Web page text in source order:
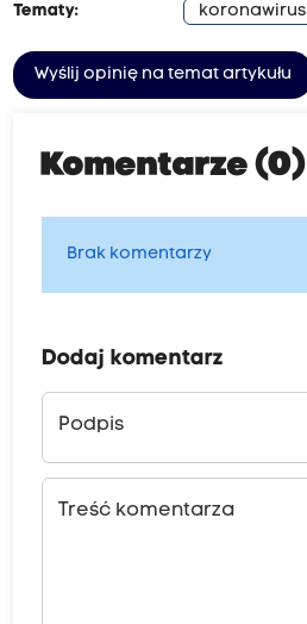
Tematy: koronawirus
Wyślij opinię na temat artykułu
Komentarze (0)
Brak komentarzy
Dodaj komentarz
Podpis
Treść komentarza